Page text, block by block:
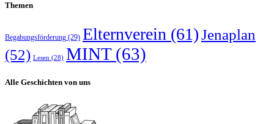
Themen
Begabungsförderung (29) Elternverein (61)Jenaplan
(52) Lesen (28) MINT(63)
Alle Geschichten von uns